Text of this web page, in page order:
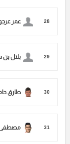
28 عمر
29 بلال بن
30 طارق
31